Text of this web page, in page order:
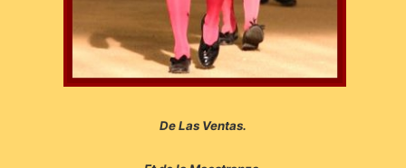
De Las Ventas.